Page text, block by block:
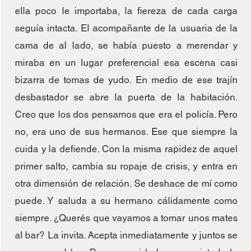
ella poco le importaba, la fiereza de cada carga
seguía intacta. El acompañante de la usuaria de la
cama de al lado, se había puesto a merendar y
miraba en un lugar preferencial esa escena casi
bizarra de tomas de yudo. En medio de ese trajín
desbastador se abre la puerta de la habitación.
Creo que los dos pensamos que era el policía. Pero
no, era uno de sus hermanos. Ese que siempre la
cuida y la defiende. Con la misma rapidez de aquel
primer salto, cambia su ropaje de crisis, y entra en
otra dimensión de relación. Se deshace de mí como
puede. Y saluda a su hermano cálidamente como
siempre. ¿Querés que vayamos a tomar unos mates
al bar? La invita. Acepta inmediatamente y juntos se